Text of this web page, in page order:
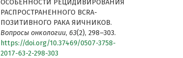
ОСОБЕННОСТИ РЕЦИДИВИРОВАНИЯ
РАСПРОСТРАНЕННОГО BCRA-
ПОЗИТИВНОГО РАКА ЯИЧНИКОВ.
Вопросы онкологии, 63(2), 298–303.
https://doi.org/10.37469/0507-3758-
2017-63-2-298-303